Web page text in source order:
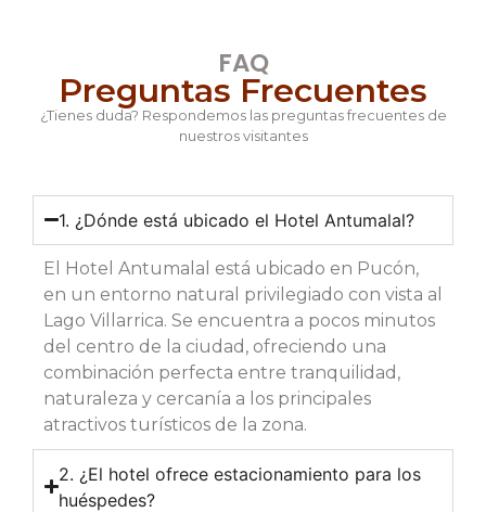
FAQ
Preguntas Frecuentes
¿Tienes duda? Respondemos las preguntas frecuentes de
nuestros visitantes
1. ¿Dónde está ubicado el Hotel Antumalal?
El Hotel Antumalal está ubicado en Pucón,
en un entorno natural privilegiado con vista al
Lago Villarrica. Se encuentra a pocos minutos
del centro de la ciudad, ofreciendo una
combinación perfecta entre tranquilidad,
naturaleza y cercanía a los principales
atractivos turísticos de la zona.
2. ¿El hotel ofrece estacionamiento para los
huéspedes?